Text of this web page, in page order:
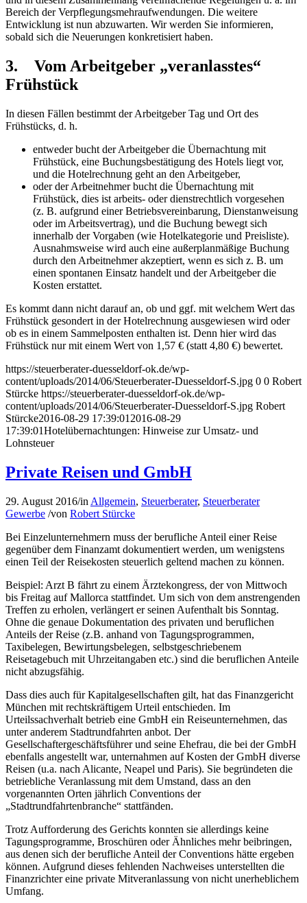
Bereich der Verpflegungsmehraufwendungen. Die weitere
Entwicklung ist nun abzuwarten. Wir werden Sie informieren,
sobald sich die Neuerungen konkretisiert haben.
3. Vom Arbeitgeber „veranlasstes“
Frühstück
In diesen Fällen bestimmt der Arbeitgeber Tag und Ort des
Frühstücks, d. h.
entweder bucht der Arbeitgeber die Übernachtung mit
Frühstück, eine Buchungsbestätigung des Hotels liegt vor,
und die Hotelrechnung geht an den Arbeitgeber,
oder der Arbeitnehmer bucht die Übernachtung mit
Frühstück, dies ist arbeits- oder dienstrechtlich vorgesehen
(z. B. aufgrund einer Betriebsvereinbarung, Dienstanweisung
oder im Arbeitsvertrag), und die Buchung bewegt sich
innerhalb der Vorgaben (wie Hotelkategorie und Preisliste).
Ausnahmsweise wird auch eine außerplanmäßige Buchung
durch den Arbeitnehmer akzeptiert, wenn es sich z. B. um
einen spontanen Einsatz handelt und der Arbeitgeber die
Kosten erstattet.
Es kommt dann nicht darauf an, ob und ggf. mit welchem Wert das
Frühstück gesondert in der Hotelrechnung ausgewiesen wird oder
ob es in einem Sammelposten enthalten ist. Denn hier wird das
Frühstück nur mit einem Wert von 1,57 € (statt 4,80 €) bewertet.
https://steuerberater-duesseldorf-ok.de/wp-
content/uploads/2014/06/Steuerberater-Duesseldorf-S.jpg 0 0 Robert
Stürcke https://steuerberater-duesseldorf-ok.de/wp-
content/uploads/2014/06/Steuerberater-Duesseldorf-S.jpg Robert
Stürcke2016-08-29 17:39:01 2016-08-29
17:39:01Hotelübernachtungen: Hinweise zur Umsatz- und
Lohnsteuer
Private Reisen und GmbH
29. August 2016/in Allgemein, Steuerberater, Steuerberater
Gewerbe /von Robert Stürcke
Bei Einzelunternehmern muss der berufliche Anteil einer Reise
gegenüber dem Finanzamt dokumentiert werden, um wenigstens
einen Teil der Reisekosten steuerlich geltend machen zu können.
Beispiel: Arzt B fährt zu einem Ärztekongress, der von Mittwoch
bis Freitag auf Mallorca stattfindet. Um sich von dem anstrengenden
Treffen zu erholen, verlängert er seinen Aufenthalt bis Sonntag.
Ohne die genaue Dokumentation des privaten und beruflichen
Anteils der Reise (z.B. anhand von Tagungsprogrammen,
Taxibelegen, Bewirtungsbelegen, selbstgeschriebenem
Reisetagebuch mit Uhrzeitangaben etc.) sind die beruflichen Anteile
nicht abzugsfähig.
Dass dies auch für Kapitalgesellschaften gilt, hat das Finanzgericht
München mit rechtskräftigem Urteil entschieden. Im
Urteilssachverhalt betrieb eine GmbH ein Reiseunternehmen, das
unter anderem Stadtrundfahrten anbot. Der
Gesellschaftergeschäftsführer und seine Ehefrau, die bei der GmbH
ebenfalls angestellt war, unternahmen auf Kosten der GmbH diverse
Reisen (u.a. nach Alicante, Neapel und Paris). Sie begründeten die
betriebliche Veranlassung mit dem Umstand, dass an den
vorgenannten Orten jährlich Conventions der
„Stadtrundfahrtenbranche“ stattfänden.
Trotz Aufforderung des Gerichts konnten sie allerdings keine
Tagungsprogramme, Broschüren oder Ähnliches mehr beibringen,
aus denen sich der berufliche Anteil der Conventions hätte ergeben
können. Aufgrund dieses fehlenden Nachweises unterstellten die
Finanzrichter eine private Mitveranlassung von nicht unerheblichem
Umfang.